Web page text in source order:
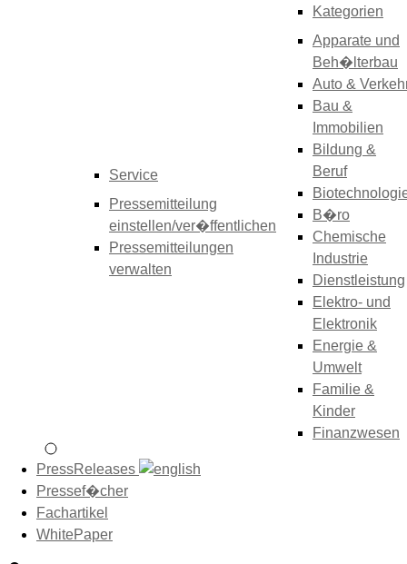
Service
Pressemitteilung
einstellen/ver�ffentlichen
Pressemitteilungen
verwalten
Kategorien
Apparate und
Beh�lterbau
Auto &
Bau &
Immobilien
Bildung &
Beruf
B�ro
Chemische
Industrie
Dienstleistung
Elektro- und
Elektronik
Energie &
Umwelt
Familie &
Kinder
Finanzwesen
PressReleases
Pressef�cher
Fachartikel
WhitePaper